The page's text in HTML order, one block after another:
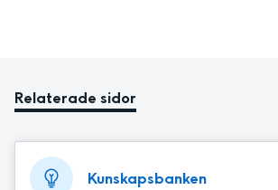
Relaterade sidor
Kunskapsbanken